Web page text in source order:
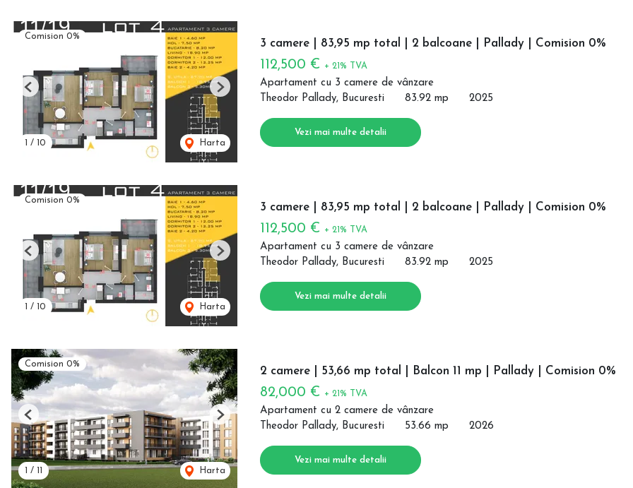
Comision 0%
1 / 10 Harta
Previous Next
3 camere | 83,95 mp total | 2 balcoane | Pallady | Comision 0%
112,500 € + 21% TVA
Apartament cu 3 camere de vânzare
Theodor Pallady, Bucuresti
83.92 mp 2025
Vezi mai multe detalii
Comision 0%
1 / 10 Harta
Previous Next
3 camere | 83,95 mp total | 2 balcoane | Pallady | Comision 0%
112,500 € + 21% TVA
Apartament cu 3 camere de vânzare
Theodor Pallady, Bucuresti
83.92 mp 2025
Vezi mai multe detalii
Comision 0%
1 / 11 Harta
Previous Next
2 camere | 53,66 mp total | Balcon 11 mp | Pallady | Comision 0%
82,000 € + 21% TVA
Apartament cu 2 camere de vânzare
Theodor Pallady, Bucuresti
53.66 mp 2026
Vezi mai multe detalii